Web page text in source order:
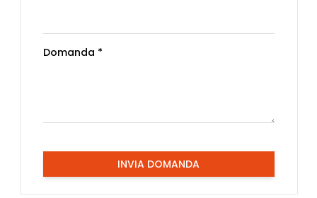
Domanda *
INVIA DOMANDA